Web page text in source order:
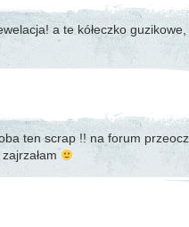
a te kółeczko
ten scrap !! na forum